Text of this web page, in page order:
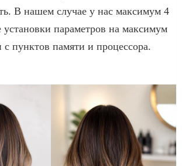
В нашем случае у нас максимум 4
параметров на максимум
с пунктов памяти и процессора.